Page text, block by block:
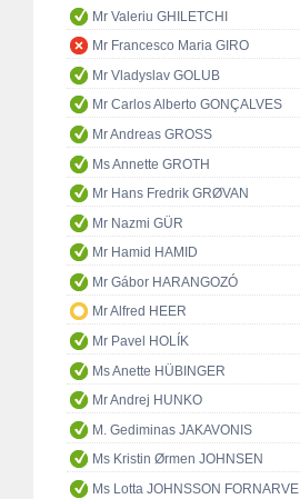
Mr Valeriu GHILETCHI
Mr Francesco Maria GIRO
Mr Vladyslav GOLUB
Mr Carlos Alberto GONÇALVES
Mr Andreas GROSS
Ms Annette GROTH
Mr Hans Fredrik GRØVAN
Mr Nazmi GÜR
Mr Hamid HAMID
Mr Gábor HARANGOZÓ
Mr Alfred HEER
Mr Pavel HOLÍK
Ms Anette HÜBINGER
Mr Andrej HUNKO
M. Gediminas JAKAVONIS
Ms Kristin Ørmen JOHNSEN
Ms Lotta JOHNSSON FORNARVE